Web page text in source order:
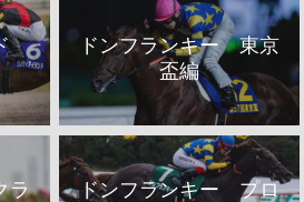
ド
ドンフランキー 東京
盃編
ラ
ドンフランキー プロ